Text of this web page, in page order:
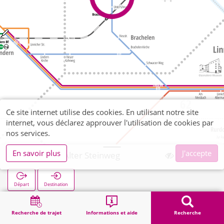
Recherche de trajet Informations et aide Recherche
Brachelen Alter Steinweg
Départ Destination
Démarrage Recherche Brachelen Alter Steinweg
Ce site internet utilise des cookies. En utilisant notre site
internet, vous déclarez approuver l'utilisation de cookies par
nos services.
En savoir plus
J'accepte